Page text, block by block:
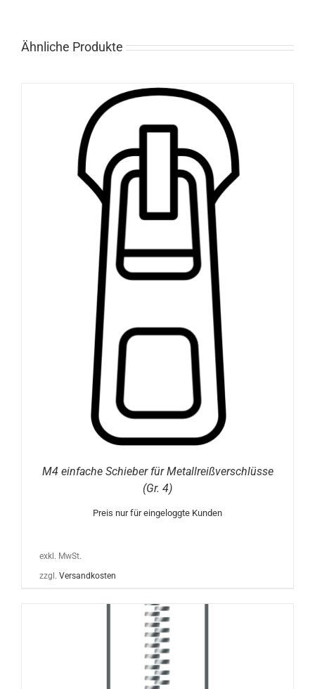
Ähnliche Produkte
M4 einfache Schieber für Metallreißverschlüsse
(Gr. 4)
Preis nur für eingeloggte Kunden
exkl. MwSt.
zzgl. Versandkosten